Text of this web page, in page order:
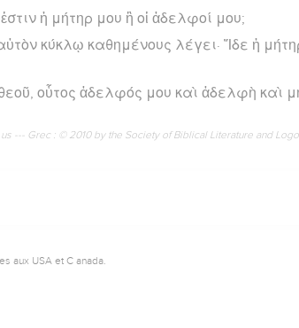
ἡ μήτηρ μου ἢ οἱ ἀδελφοί μου;
κύκλῳ καθημένους λέγει· Ἴδε ἡ
οὗτος ἀδελφός μου καὶ ἀδελφὴ καὶ
--- Grec : © 2010 by the Society of Biblical Literature and
aux USA et C anada.